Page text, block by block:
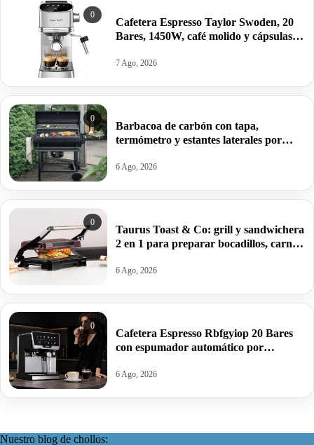
0
Cafetera Espresso Taylor Swoden, 20
Bares, 1450W, café molido y cápsulas
7 Ago, 2026
0
Barbacoa de carbón con tapa,
termómetro y estantes laterales por
6 Ago, 2026
0
Taurus Toast & Co: grill y sandwichera
2 en 1 para preparar bocadillos, carnes
6 Ago, 2026
0
Cafetera Espresso Rbfgyiop 20 Bares
con espumador automático por
6 Ago, 2026
Nuestro blog de chollos: